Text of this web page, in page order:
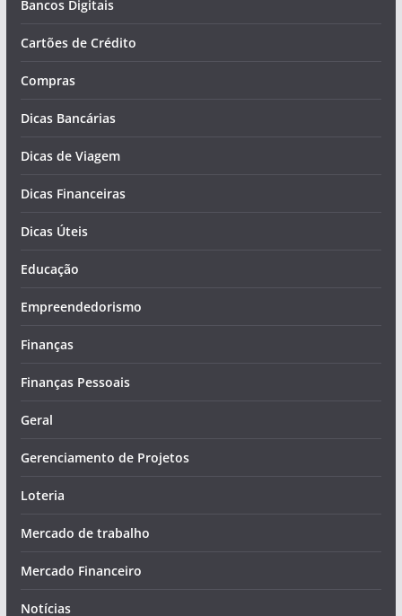
Bancos Digitais
Cartões de Crédito
Compras
Dicas Bancárias
Dicas de Viagem
Dicas Financeiras
Dicas Úteis
Educação
Empreendedorismo
Finanças
Finanças Pessoais
Geral
Gerenciamento de Projetos
Loteria
Mercado de trabalho
Mercado Financeiro
Notícias